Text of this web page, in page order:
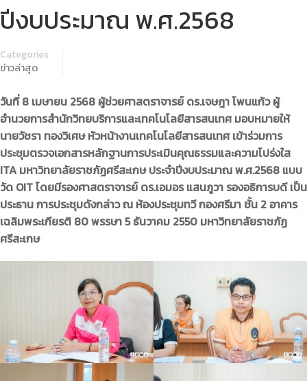
ปีงบประมาณ พ.ศ.2568
Categories
ข่าวล่าสุด
วันที่ 8 เมษายน 2568 ผู้ช่วยศาสตราจารย์ ดร.เจษฎา โพนแก้ว ผู้
อำนวยการสำนักวิทยบริการและเทคโนโลยีสารสนเทศ มอบหมายให้
นายวัชรา ทองวิเศษ หัวหน้างานเทคโนโลยีสารสนเทศ เข้าร่วมการ
ประชุมตรวจเอกสารหลักฐานการประเมินคุณธรรมและความโปร่งใส
ITA มหาวิทยาลัยราชภัฏศรีสะเกษ ประจำปีงบประมาณ พ.ศ.2568 แบบ
วัด OIT โดยมีรองศาสตราจารย์ ดร.เอมอร แสนภูวา รองอธิการบดี เป็น
ประธาน การประชุมดังกล่าว ณ ห้องประชุมทวี กองศรีมา ชั้น 2 อาคาร
เฉลิมพระเกียรติ 80พรรษา 5 ธันวาคม 2550 มหาวิทยาลัยราชภัฏ
ศรีสะเกษ